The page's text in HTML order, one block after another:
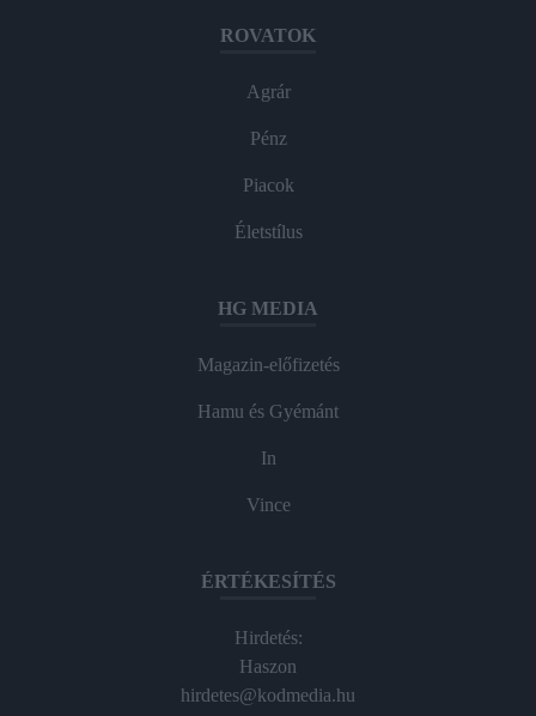
ROVATOK
Agrár
Pénz
Piacok
Életstílus
HG MEDIA
Magazin-előfizetés
Hamu és Gyémánt
In
Vince
ÉRTÉKESÍTÉS
Hirdetés:
Haszon
hirdetes@kodmedia.hu